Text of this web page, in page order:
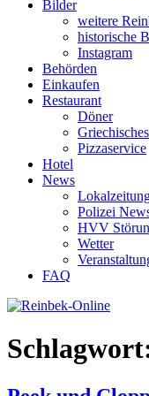
Bilder
weitere
historische
Instagram
Behörden
Einkaufen
Restaurant
Döner
Pizzaservice
Hotel
News
Polizei
HVV
Wetter
FAQ